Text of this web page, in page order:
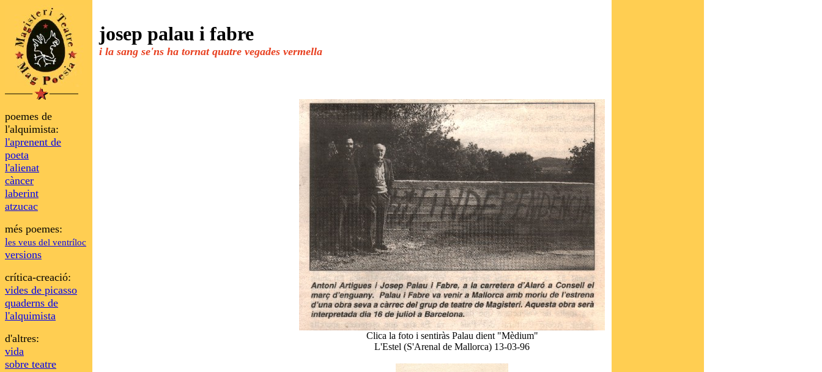
josep palau i fabre
i la sang se'ns ha tornat quatre vegades vermella
poemes de
l'alquimista:
l'aprenent de
poeta
l'alienat
càncer
laberint
atzucac
més poemes:
les veus del ventríloc
versions
crítica-creació:
vides de picasso
quaderns de
l'alquimista
d'altres:
vida
sobre teatre
Clica la foto i sentiràs Palau dient "Mèdium"
L'Estel (S'Arenal de Mallorca) 13-03-96